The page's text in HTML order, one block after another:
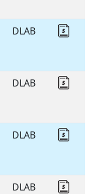
DLAB
DLAB
DLAB
DLAB